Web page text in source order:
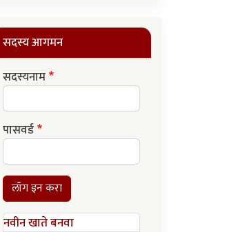
सदस्य आगमन
सदस्यनाम
पासवर्ड
लॉग इन करा
नवीन खाते बनवा